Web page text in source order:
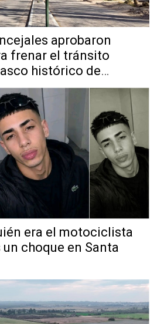
aprobaron
frenar el tránsito
histórico de
era el motociclista
choque en Santa